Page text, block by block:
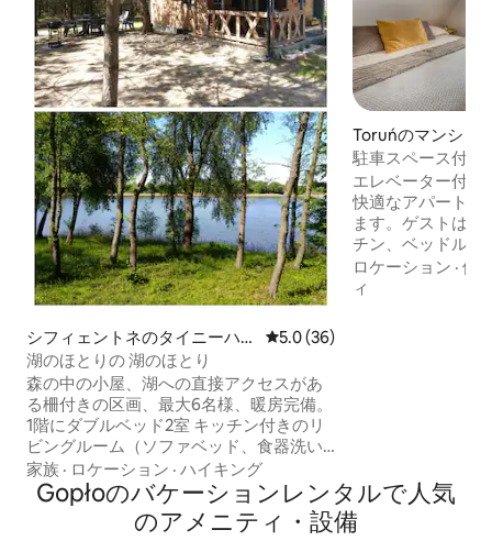
シフィェントネのタイニーハウ
ス
レビュー36件、5つ星中5.0つ
5.0 (36)
湖のほとりの 湖のほとり
森の中の小屋、湖への直接アクセスがあ
る柵付きの区画、最大6名様、暖房完備。
1階にダブルベッド2室 キッチン付きのリ
ビングルーム（ソファベッド、食器洗い
機、オーブン、IHコンロ、食器、大型冷
蔵庫、コーヒーメーカー）。 シャワーと
トイレ付きのバスルーム、快適な家具付
きのテラス、 外には大きなテーブル、デ
家族 · ロケーション · ハイキング
Toruńのマンショ
ト
駐車スペース付き
エレベーター付き
快適なアパートを
ます。ゲストは
チン、ベッドルー
できます。リビ
ベッド、テレビ
ロケーション ·価
ィ
Gopłoのバケーションレンタルで人気
のアメニティ・設備